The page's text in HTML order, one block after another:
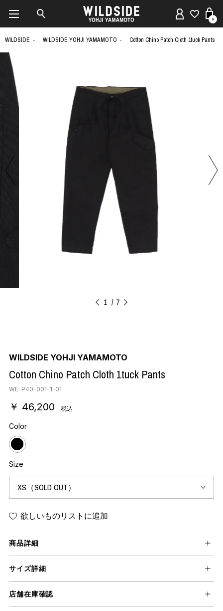
0
WILDSIDE WILDSIDE YOHJI YAMAMOTO Cotton Chino Patch Cloth 1tuck Pants
1 7
WILDSIDE YOHJI YAMAMOTO
Cotton Chino Patch Cloth 1tuck Pants
WE-P40-001-1-01
￥ 46,200 税込
Color
Size
欲しいものリストに追加
商品詳細
サイズ詳細
店舗在庫確認